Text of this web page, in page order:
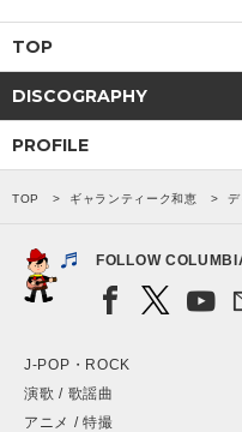
TOP
DISCOGRAPHY
PROFILE
TOP ギャランティーク和恵 デ
FOLLOW
J-POP・ROCK
演歌 / 歌謡曲
アニメ / 特撮